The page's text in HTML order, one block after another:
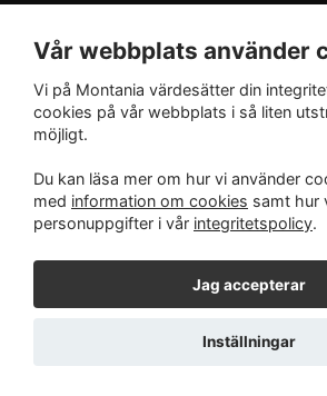
Onsdag, fredag
09.00 – 12.00 och 13.00 – 16.00
INTEGRITET
Integritetspolicy
Vår webbplats använder
Vi på Montania värdesätter din
cookies på vår webbplats i så liten
möjligt.
Du kan läsa mer om hur vi använder
med information om cookies samt hur
personuppgifter i vår integritetspolicy.
Jag accepterar
Inställningar